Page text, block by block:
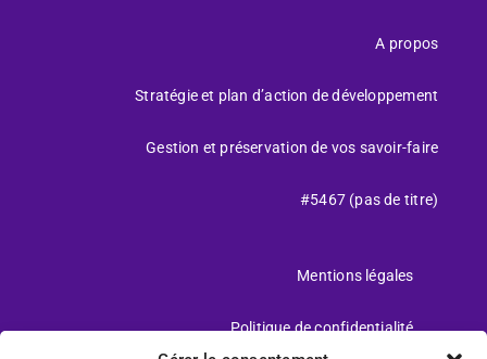
A propos
Stratégie et plan d’action de développement
Gestion et préservation de vos savoir-faire
#5467 (pas de titre)
Mentions légales
Politique de confidentialité